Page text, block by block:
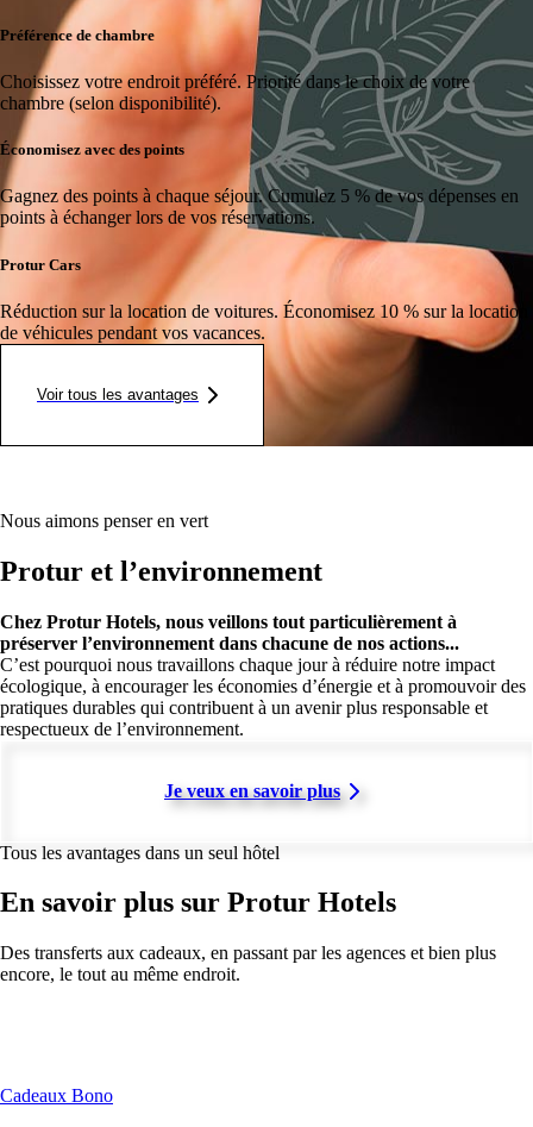
Préférence de chambre
Choisissez votre endroit préféré. Priorité dans le choix de votre
chambre (selon disponibilité).
Économisez avec des points
Gagnez des points à chaque séjour. Cumulez 5 % de vos dépenses en
points à échanger lors de vos réservations.
Protur Cars
Réduction sur la location de voitures. Économisez 10 % sur la location
de véhicules pendant vos vacances.
Voir tous les avantages
Nous aimons penser en vert
Protur et l’environnement
Chez Protur Hotels, nous veillons tout particulièrement à
préserver l’environnement dans chacune de nos actions...
C’est pourquoi nous travaillons chaque jour à réduire notre impact
écologique, à encourager les économies d’énergie et à promouvoir des
pratiques durables qui contribuent à un avenir plus responsable et
respectueux de l’environnement.
Je veux en savoir plus
Tous les avantages dans un seul hôtel
En savoir plus sur Protur Hotels
Des transferts aux cadeaux, en passant par les agences et bien plus
encore, le tout au même endroit.
Cadeaux Bono